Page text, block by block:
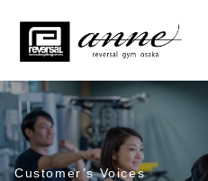
Customer’s Voices